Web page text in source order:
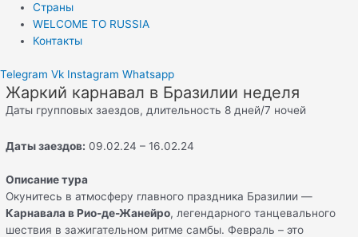
Страны
WELCOME TO RUSSIA
Контакты
Telegram Vk Instagram Whatsapp
Жаркий карнавал в Бразилии неделя
Даты групповых заездов, длительность 8 дней/7 ночей
Даты заездов: 09.02.24 – 16.02.24
Описание тура
Окунитесь в атмосферу главного праздника Бразилии —
Карнавала в Рио-де-Жанейро, легендарного танцевального
шествия в зажигательном ритме самбы. Февраль – это